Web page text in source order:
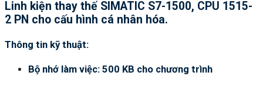
Linh kiện thay thế SIMATIC S7-1500, CPU 1515-
2 PN cho cấu hình cá nhân hóa.
Thông tin kỹ thuật:
Bộ nhớ làm việc: 500 KB cho chương trình